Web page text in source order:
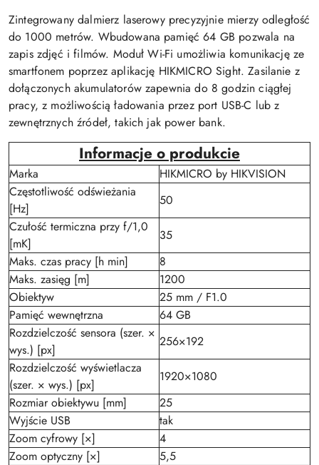
Zintegrowany dalmierz laserowy precyzyjnie mierzy odległość
do 1000 metrów. Wbudowana pamięć 64 GB pozwala na
zapis zdjęć i filmów. Moduł Wi-Fi umożliwia komunikację ze
smartfonem poprzez aplikację HIKMICRO Sight. Zasilanie z
dołączonych akumulatorów zapewnia do 8 godzin ciągłej
pracy, z możliwością ładowania przez port USB-C lub z
zewnętrznych źródeł, takich jak power bank.
Informacje o produkcie
Marka
HIKMICRO by HIKVISION
Częstotliwość odświeżania
[Hz]
50
Czułość termiczna przy f/1,0
[mK]
35
Maks. czas pracy [h min]
8
Maks. zasięg [m]
1200
Obiektyw
25 mm / F1.0
Pamięć wewnętrzna
64 GB
Rozdzielczość sensora (szer. ×
wys.) [px]
256×192
Rozdzielczość wyświetlacza
(szer. × wys.) [px]
1920×1080
Rozmiar obiektywu [mm]
25
Wyjście USB
tak
Zoom cyfrowy [×]
4
Zoom optyczny [×]
5,5